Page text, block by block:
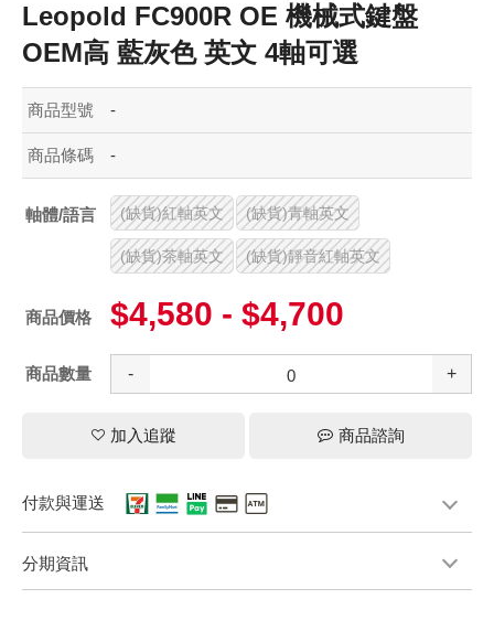
Leopold FC900R OE 機械式鍵盤
OEM高 藍灰色 英文 4軸可選
商品型號 -
商品條碼 -
軸體/語言 (缺貨)紅軸英文 (缺貨)青軸英文
(缺貨)茶軸英文 (缺貨)靜音紅軸英文
商品價格 $4,580 - $4,700
商品數量 - +
加入追蹤 商品諮詢
付款與運送
分期資訊